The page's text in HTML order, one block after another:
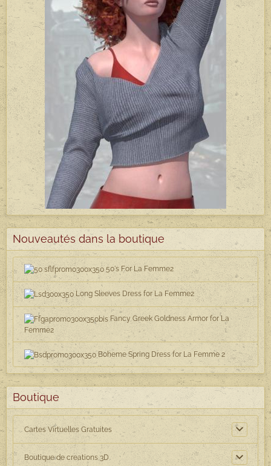
Nouveautés dans la boutique
50's For La Femme2
Long Sleeves Dress for La Femme2
Fancy Greek Goldness Armor for La
Femme2
Boheme Spring Dress for La Femme 2
Boutique
Cartes Virtuelles Gratuites
Boutique de creations 3D